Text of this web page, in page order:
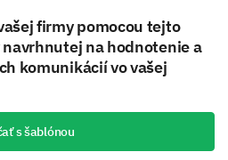
firmy pomocou tejto
na hodnotenie a
komunikácií vo vašej
s šablónou